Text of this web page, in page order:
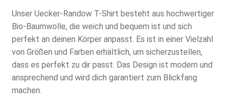
Unser Uecker-Randow T-Shirt besteht aus hochwertiger
Bio-Baumwolle, die weich und bequem ist und sich
perfekt an deinen Körper anpasst. Es ist in einer Vielzahl
von Größen und Farben erhältlich, um sicherzustellen,
dass es perfekt zu dir passt. Das Design ist modern und
ansprechend und wird dich garantiert zum Blickfang
machen.